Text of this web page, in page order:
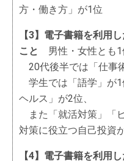
方・働き方」が1位
【3】電子書籍を利用
こと
男性・女性とも1
20代後半では「仕事
学生では「語学」が1
ヘルス」が2位、
また「就活対策」「
対策に役立つ自己投資
【4】電子書籍を利用